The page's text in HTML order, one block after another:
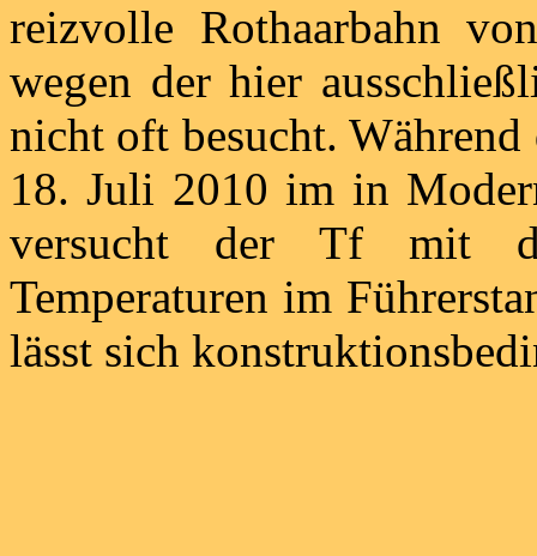
reizvolle Rothaarbahn
wegen der hier
nicht oft besucht. Während
18. Juli 2010 im in
versucht der Tf mit
Temperaturen im
lässt sich